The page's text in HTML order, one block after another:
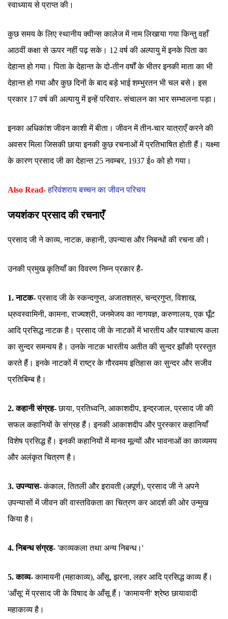
स्वाध्याय से प्राप्त की।
कुछ समय के लिए स्थानीय क्वीन्स कालेज में नाम लिखाया गया किन्तु वहाँ
आठवीं कक्षा से ऊपर नहीं पढ़ सके। 12 वर्ष की अल्पायु में इनके पिता का
देहान्त हो गया। पिता के देहान्त के दो-तीन वर्षों के भीतर इनकी माता का भी
देहान्त हो गया और कुछ दिनों के बाद बड़े भाई शम्भुरतन भी चल बसे। इस
प्रकार 17 वर्ष की अल्पायु में इन्हें परिवार- संचालन का भार सम्भालना पड़ा।
इनका अधिकांश जीवन काशी में बीता। जीवन में तीन-चार यात्राएँ करने की
अवसर मिला जिसकी छाया इनकी कुछ रचनाओं में प्रतिभाषित होती हैं। यक्ष्मा
के कारण प्रसाद जी का देहान्त 25 नवम्बर, 1937 ई० को हो गया।
Also Read- हरिवंशराय बच्चन का जीवन परिचय
जयशंकर प्रसाद की रचनाएँ
प्रसाद जी ने काव्य, नाटक, कहानी, उपन्यास और निबन्धों की रचना की।
उनकी प्रमुख कृतियाँ का विवरण निम्न प्रकार है-
1. नाटक-प्रसाद जी के स्कन्दगुप्त, अजातशत्रु, चन्द्रगुप्त, विशाख,
ध्रुवस्वामिनी, कामना, राज्यश्री, जनमेजय का नागयज्ञ, करुणालय, एक घूँट
आदि प्रसिद्ध नाटक है। प्रसाद जी के नाटकों में भारतीय और पाश्चात्य कला
का सुन्दर समन्वय है। उनके नाटक भारतीय अतीत की सुन्दर झाँकी प्रस्तुत
करते हैं। इनके नाटकों में राष्ट्र के गौरवमय इतिहास का सुन्दर और सजीव
प्रतिबिम्ब है।
2. कहानी संग्रह-छाया, प्रतिध्वनि, आकाशदीप, इन्द्रजाल, प्रसाद जी की
सफल कहानियों के संग्रह हैं। इनकी आकाशदीप और पुरस्कार कहानियाँ
विशेष प्रसिद्ध हैं। इनकी कहानियों में मानव मूल्यों और भावनाओं का काव्यमय
और अलंकृत चित्रण है।
3. उपन्यास-कंकाल, तितली और इरावती (अपूर्ण), प्रसाद जी ने अपने
उपन्यासों में जीवन की वास्तविकता का चित्रण कर आदर्श की ओर उन्मुख
किया है।
4. निबन्ध संग्रह- 'काव्यकला तथा अन्य निबन्ध।'
5. काव्य-कामायनी (महाकाव्य), आँसू, झरना, लहर आदि प्रसिद्ध काव्य हैं।
'आँसू' में प्रसाद जी के विषाद के आँसू हैं। 'कामायनी' श्रेष्ठ छायावादी
महाकाव्य है।